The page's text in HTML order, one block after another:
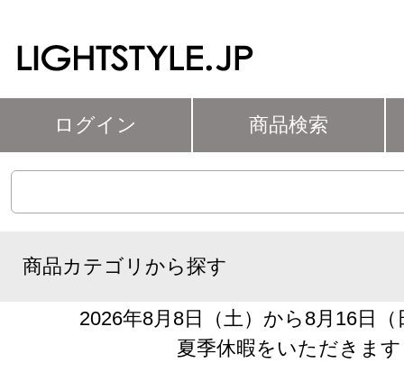
ログイン 商品検索
商品カテゴリから探す
2026年8月8日（土）から8月16日
夏季休暇をいただきます